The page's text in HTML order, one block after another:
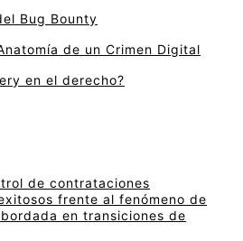
Bug Bounty
de un Crimen Digital
en el derecho?
de contrataciones
frente al fenómeno de
en transiciones de